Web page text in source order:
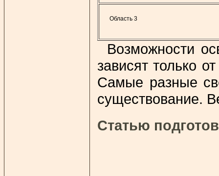
Область 3
Возможности
зависят только
Самые разные
существование.
Статью